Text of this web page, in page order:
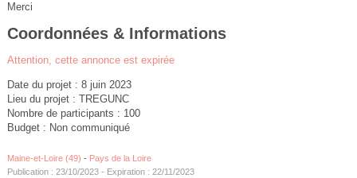
Merci
Coordonnées & Informations
Attention, cette annonce est expirée
Date du projet : 8 juin 2023
Lieu du projet : TREGUNC
Nombre de participants : 100
Budget : Non communiqué
Maine-et-Loire (49) - Pays de la Loire
Publication : 23/10/2023 - Expiration : 22/11/2023